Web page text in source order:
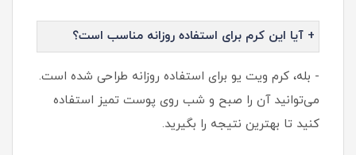
+ آیا این کرم برای استفاده روزانه مناسب است؟
- بله، کرم ویت یو برای استفاده روزانه طراحی شده است.
می‌توانید آن را صبح و شب روی پوست تمیز استفاده
کنید تا بهترین نتیجه را بگیرید.